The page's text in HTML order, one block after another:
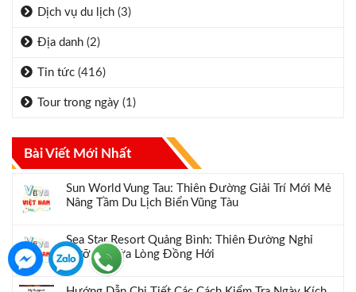
Dịch vụ du lịch (3)
Địa danh (2)
Tin tức (416)
Tour trong ngày (1)
Bài Viết Mới Nhất
Sun World Vung Tau: Thiên Đường Giải Trí Mới Mẻ
Nâng Tầm Du Lịch Biển Vũng Tàu
Sea Star Resort Quảng Bình: Thiên Đường Nghỉ
Dưỡng Giữa Lòng Đồng Hới